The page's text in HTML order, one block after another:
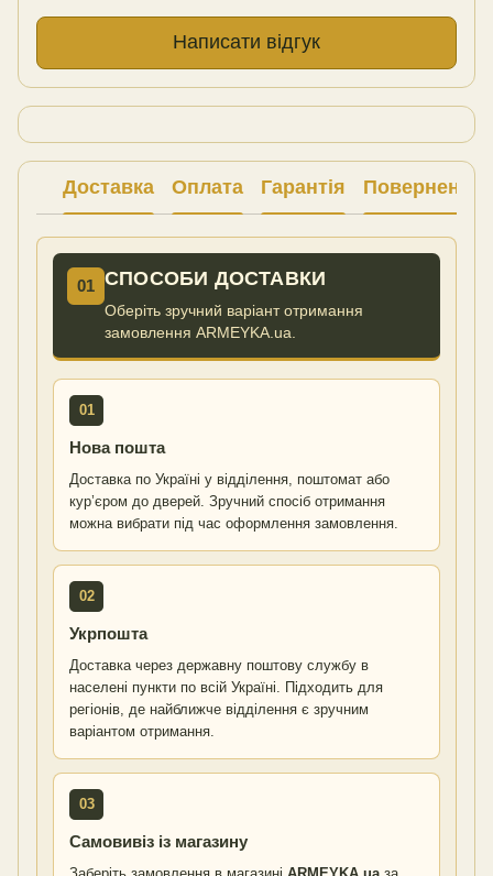
Написати відгук
Доставка Оплата Гарантія Повернення
01 СПОСОБИ ДОСТАВКИ
Оберіть зручний варіант отримання
замовлення ARMEYKA.ua.
01
Нова пошта
Доставка по Україні у відділення, поштомат або
кур’єром до дверей. Зручний спосіб отримання
можна вибрати під час оформлення замовлення.
02
Укрпошта
Доставка через державну поштову службу в
населені пункти по всій Україні. Підходить для
регіонів, де найближче відділення є зручним
варіантом отримання.
03
Самовивіз із магазину